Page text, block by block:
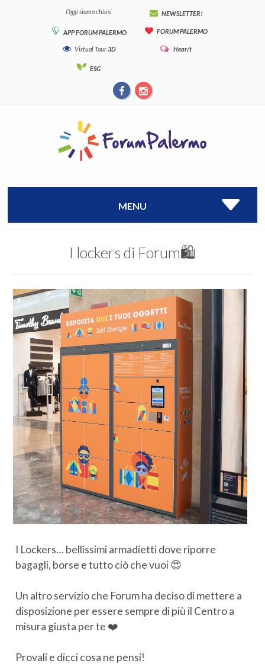
Oggi siamo chiusi NEWSLETTER!
APP FORUM PALERMO FORUM PALERMO
Virtual Tour3D Hear/t
ESG
MENU
I lockers di Forum🛍️
I Lockers… bellissimi armadietti dove riporre
bagagli, borse e tutto ciò che vuoi 😍
Un altro servizio che Forum ha deciso di mettere a
disposizione per essere sempre di più il Centro a
misura giusta per te ❤️
Provali e dicci cosa ne pensi!